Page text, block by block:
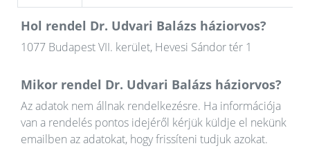
Hol rendel Dr. Udvari Balázs háziorvos?
1077 Budapest VII. kerület, Hevesi Sándor tér 1
Mikor rendel Dr. Udvari Balázs háziorvos?
Az adatok nem állnak rendelkezésre. Ha információja
van a rendelés pontos idejéről kérjük küldje el nekünk
emailben az adatokat, hogy frissíteni tudjuk azokat.